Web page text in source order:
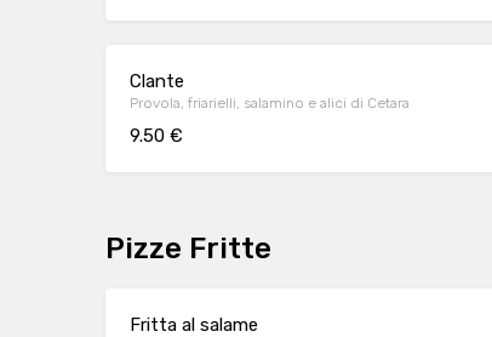
Clante
Provola, friarielli, salamino e alici di Cetara
9.50 €
Pizze Fritte
Fritta al salame